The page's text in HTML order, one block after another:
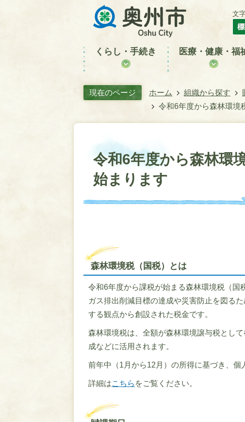
文
くらし・手続き 医療・健康・福
現在のページ ホーム 組織から探す
令和6年度から森林環境
令和6年度から森林環
始まります
森林環境税（国税）とは
令和6年度から課税が始まる森林環境税（
ガス排出削減目標の達成や災害防止を図る
する観点から創設された税金です。
森林環境税は、全額が森林環境譲与税とし
成などに活用されます。
前年中（1月から12月）の所得に基づき、個
詳細はこちら をご覧ください。